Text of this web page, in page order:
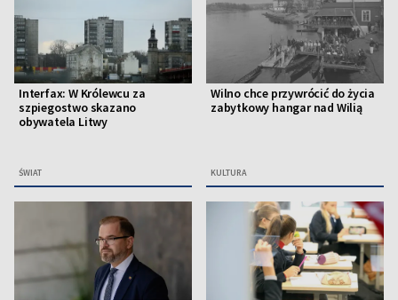
Interfax: W Królewcu za
szpiegostwo skazano
obywatela Litwy
ŚWIAT
Wilno chce przywrócić do życia
zabytkowy hangar nad Wilią
KULTURA